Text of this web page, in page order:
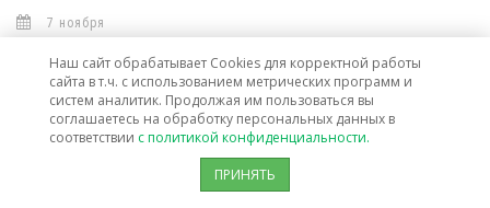
7 ноября
Открыта техническая возможность подключения услуг связи в г. о.
Лосино-Петровский
Наш сайт обрабатывает Cookies для корректной работы
сайта в т.ч. с использованием метрических программ и
систем аналитик. Продолжая им пользоваться вы
соглашаетесь на обработку персональных данных в
соответствии с политикой конфиденциальности.
ПРИНЯТЬ